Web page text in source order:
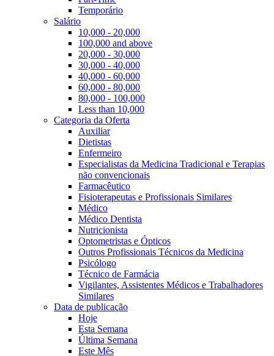
Temporário
Salário
10,000 - 20,000
100,000 and above
20,000 - 30,000
30,000 - 40,000
40,000 - 60,000
60,000 - 80,000
80,000 - 100,000
Less than 10,000
Categoria da Oferta
Auxiliar
Dietistas
Enfermeiro
Especialistas da Medicina Tradicional e Terapias
não convencionais
Farmacêutico
Fisioterapeutas e Profissionais Similares
Médico
Médico Dentista
Nutricionista
Optometristas e Ópticos
Outros Profissionais Técnicos da Medicina
Psicólogo
Técnico de Farmácia
Vigilantes, Assistentes Médicos e Trabalhadores
Similares
Data de publicação
Hoje
Esta Semana
Última Semana
Este Mês